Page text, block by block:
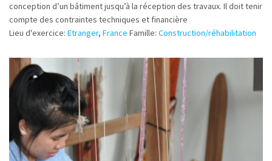
conception d’un bâtiment jusqu’à la réception des travaux. Il doit tenir
compte des contraintes techniques et financière
Lieu d'exercice: Etranger, France Famille: Construction/réhabilitation